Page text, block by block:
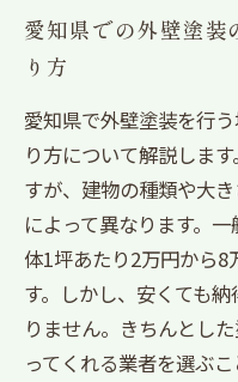
愛知県での外壁塗装
り方
愛知県で外壁塗装を行
り方について解説しま
すが、建物の種類や大
によって異なります。
体1坪あたり2万円から8
す。しかし、安くても
りません。きちんとし
ってくれる業者を選ぶ